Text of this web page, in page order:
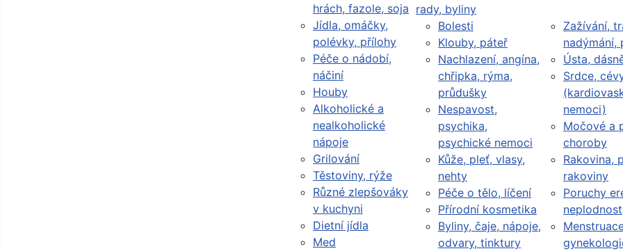
hrách, fazole, soja
Jídla, omáčky,
polévky, přílohy
Péče o nádobí,
náčiní
Houby
Alkoholické a
nealkoholické
nápoje
Grilování
Těstoviny, rýže
Různé zlepšováky
v kuchyni
Dietní jídla
Med
rady, byliny
Bolesti
Klouby, páteř
Nachlazení, angína,
chřipka, rýma,
průdušky
Nespavost,
psychika,
psychické nemoci
Kůže, pleť, vlasy,
nehty
Péče o tělo, líčení
Přírodní kosmetika
Byliny, čaje, nápoje,
odvary, tinktury
Zažívání,
nadýmání,
Ústa,
Srdce,
nemoci)
Močové a
choroby
Rakovina,
rakoviny
Poruchy
neplodnost